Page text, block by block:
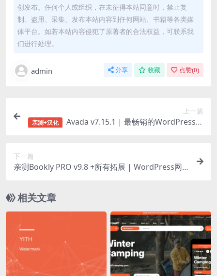
创发布。任何个人或组织，在未征得本站同意时，禁止复
制、盗用、采集、发布本站内容到任何网站、书籍等各类媒
体平台。如若本站内容侵犯了原著者的合法权益，可联系我
们进行处理。
admin 分享 收藏 点赞(0)
上一篇
亲测+汉化
Avada v7.15.1 | 最畅销的WordPress多
下一篇
亲测Bookly PRO v9.8 +所有拓展 | WordPress网
相关文章